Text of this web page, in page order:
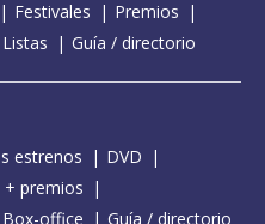
Festivales
Premios
Listas Guía / directorio
estrenos
DVD
+ premios
Box-office Guía / directorio